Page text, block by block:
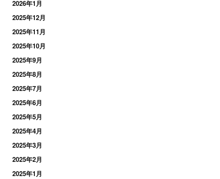
2026年1月
2025年12月
2025年11月
2025年10月
2025年9月
2025年8月
2025年7月
2025年6月
2025年5月
2025年4月
2025年3月
2025年2月
2025年1月